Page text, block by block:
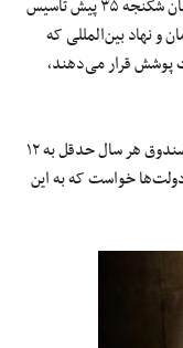
صندوق داوطلبانه سازمان ملل برای حمایت از قربانیان شکنجه ۳۵ پیش تاسیس
و نهاد بین‌المللی که
سالانه به طور متوسط ۵۰ هزار قربانی شکنجه را تحت پوشش قرار می‌دهند٬
بان‌کی مون در پیام امسال خود اعلام کرد که این صندوق هر سال حدقل به ۱۲
دولت‌ها خواست که به این